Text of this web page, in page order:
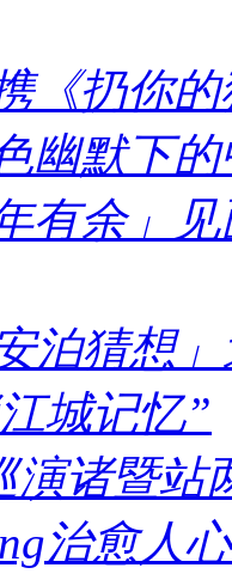
《扔你
幽默下
有余」
泊猜想
城记忆”
演诸暨站
治愈人心